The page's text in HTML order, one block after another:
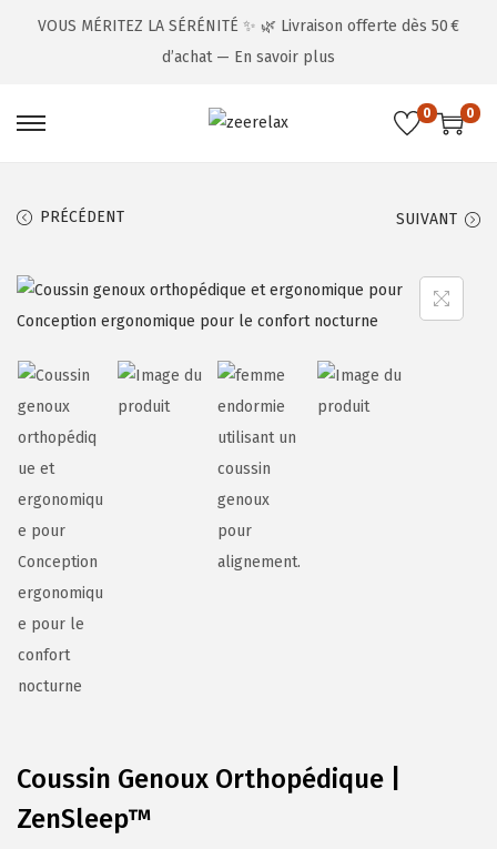
VOUS MÉRITEZ LA SÉRÉNITÉ ✨ 🌿 Livraison offerte dès 50 €
d’achat — En savoir plus
0 0
PRÉCÉDENT SUIVANT
Coussin Genoux Orthopédique |
ZenSleep™